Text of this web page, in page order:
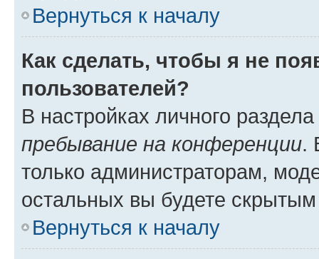
Вернуться к началу
Как сделать, чтобы я не
пользователей?
В настройках личного
пребывание на конференции.
только администраторам,
остальных вы будете
Вернуться к началу